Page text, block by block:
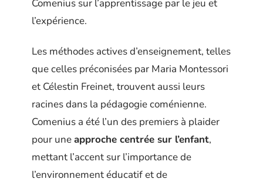
Comenius sur l’apprentissage par le jeu et
l’expérience.
Les méthodes actives d’enseignement, telles
que celles préconisées par Maria Montessori
et Célestin Freinet, trouvent aussi leurs
racines dans la pédagogie coménienne.
Comenius a été l’un des premiers à plaider
pour uneapproche centrée sur l’enfant,
mettant l’accent sur l’importance de
l’environnement éducatif et de